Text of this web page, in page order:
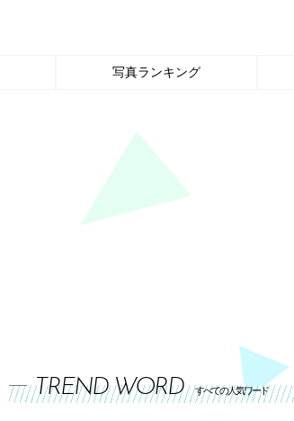
写真ランキング
TREND WORD すべての人気ワード